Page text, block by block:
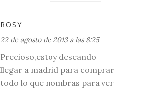
ROSY
22 de agosto de 2013 a las 8:25
Precioso,estoy deseando
llegar a madrid para comprar
todo lo que nombras para ver